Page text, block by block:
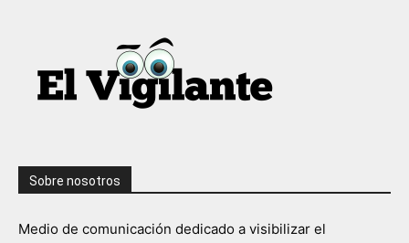
Sobre nosotros
Medio de comunicación dedicado a visibilizar el